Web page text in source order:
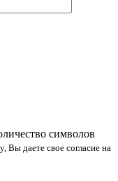
символов
Вы даете свое согласие на